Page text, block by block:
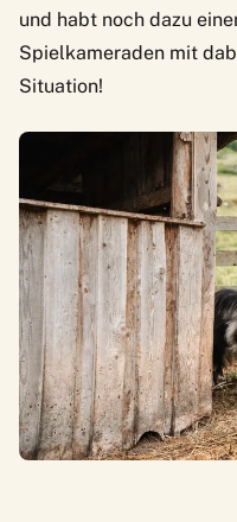
und habt noch dazu
Spielkameraden mit
Situation!